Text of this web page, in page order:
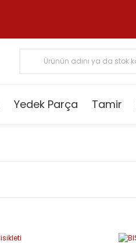
Yedek Parça Tamir